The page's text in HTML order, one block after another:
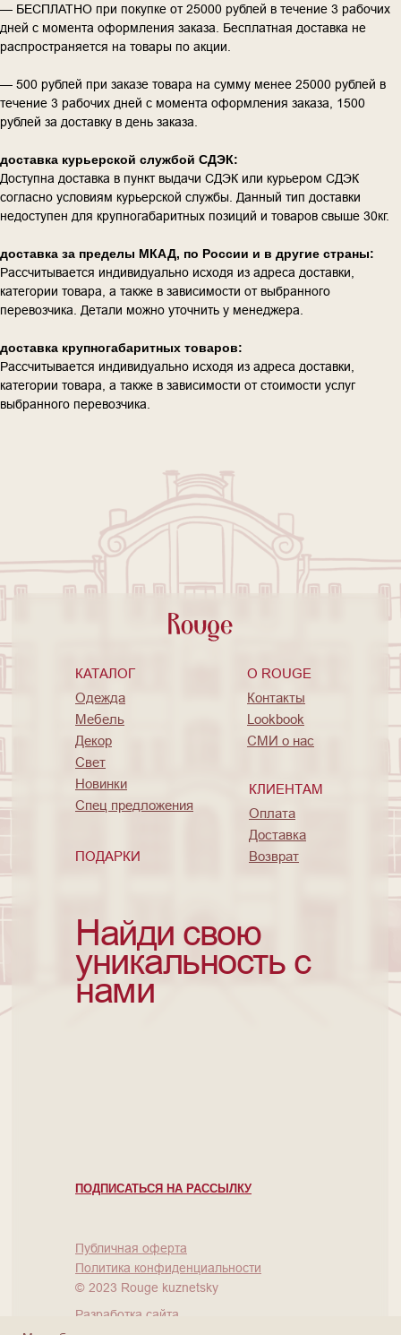
— БЕСПЛАТНО при покупке от 25000 рублей в течение 3 рабочих
дней с момента оформления заказа. Бесплатная доставка не
распространяется на товары по акции.
— 500 рублей при заказе товара на сумму менее 25000 рублей в
течение 3 рабочих дней с момента оформления заказа, 1500
рублей за доставку в день заказа.
доставка курьерской службой СДЭК:
Доступна доставка в пункт выдачи СДЭК или курьером СДЭК
согласно условиям курьерской службы. Данный тип доставки
недоступен для крупногабаритных позиций и товаров свыше 30кг.
доставка за пределы МКАД, по России и в другие страны:
Рассчитывается индивидуально исходя из адреса доставки,
категории товара, а также в зависимости от выбранного
перевозчика. Детали можно уточнить у менеджера.
доставка крупногабаритных товаров:
Рассчитывается индивидуально исходя из адреса доставки,
категории товара, а также в зависимости от стоимости услуг
выбранного перевозчика.
КАТАЛОГ
ПОДАРКИ
O ROUGE
КЛИЕНТАМ
Одежда
Мебель
Декор
Свет
Новинки
Спец предложения
Контакты
Lookbook
СМИ о нас
Оплата
Доставка
Возврат
Найди свою
уникальность с
нами
ПОДПИСАТЬСЯ НА РАССЫЛКУ
2023 Rouge kuznetsky
©
Публичная оферта
Политика конфиденциальности
Разработка сайта